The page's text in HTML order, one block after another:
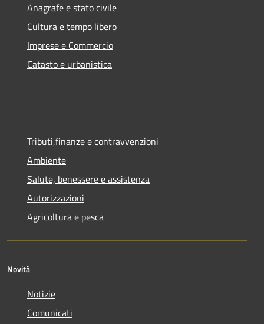
Anagrafe e stato civile
Cultura e tempo libero
Imprese e Commercio
Catasto e urbanistica
Tributi,finanze e contravvenzioni
Ambiente
Salute, benessere e assistenza
Autorizzazioni
Agricoltura e pesca
Novità
Notizie
Comunicati